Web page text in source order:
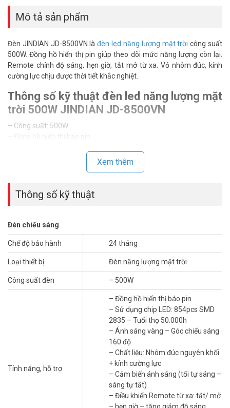
Mô tả sản phẩm
Đèn JINDIAN JD-8500VN làđèn led năng lượng mặt trời công suất
500W. Đồng hồ hiển thị pin giúp theo dõi mức năng lượng còn lại.
Remote chỉnh độ sáng, hẹn giờ, tắt mở từ xa. Vỏ nhôm đúc, kính
cường lực chịu được thời tiết khắc nghiệt.
Thông số kỹ thuật đèn led năng lượng mặt
trời 500W JINDIAN JD-8500VN
– Công suất: 500W
– Đồng hồ hiển thị báo pin.
– Ánh sáng vàng – Góc chiếu sáng 160 độ
– Chất liệu: Nhôm đúc nguyên khối + kính cường lực
– Điều khiển Remote từ xa: tắt/ mở – hẹn giờ – tăng giảm độ sáng.
– Thời gian sạc: 5 giờ, Thời gian chiếu sáng > 12 giờ.
– Pin: Lithium ion Lifepo4 – 3,2V/ 54000mAh
– Tấm Pin polysilicon 12V
– Kích thước tấm pin: 670 * 450 * 2m
– Bảo hành 2 năm
– Xuất xứ: Trung Quốc.
Hỏi đáp thường gặp – FAQ
Đèn JD-8500VN phù hợp lắp ở công trình nào?
Đèn phù hợp đường lớn, khu công nghiệp, bãi đỗ xe ngoài trời. Công
trình cần ánh sáng mạnh, ổn định lâu dài nên xem xét loại đèn này.
Độ bền cao của đèn giúp giảm chi phí bảo trì theo thời gian.
Đồng hồ hiển thị pin trên đèn JD-8500VN
dùng để làm gì?
Đồng hồ giúp người dùng theo dõi mức pin còn lại trực tiếp trên
đèn. Việc kiểm tra tình trạng pin trở nên dễ dàng, không cần thiết bị
Xem thêm
Thông số kỹ thuật
Đèn chiếu sáng
Chế độ bảo hành 24 tháng
Loại thiết bị Đèn năng lượng mặt trời
Công suất đèn – 500W
Tính năng, hỗ trợ
– Đồng hồ hiển thị báo pin.
– Sử dụng chip LED: 854pcs SMD
2835 – Tuổi thọ 50.000h
– Ánh sáng vàng – Góc chiếu sáng
160 độ
– Chất liệu: Nhôm đúc nguyên khối
+ kính cường lực
– Cảm biến ánh sáng (tối tự sáng –
sáng tự tắt)
– Điều khiển Remote từ xa: tắt/ mở
– hẹn giờ – tăng giảm độ sáng.